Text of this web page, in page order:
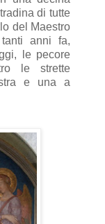
di tutte
del Maestro
anni fa,
le pecore
le strette
e una a